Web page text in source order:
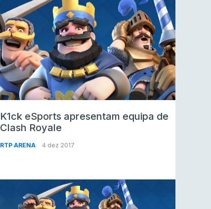
K1ck eSports apresentam equipa de
Clash Royale
RTP ARENA 4 dez 2017